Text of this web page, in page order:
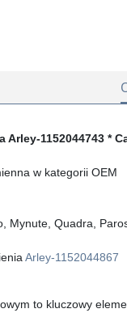
1152044743 *
w kategorii OEM
Mynute, Quadra,
Arley-1152044867
to kluczowy